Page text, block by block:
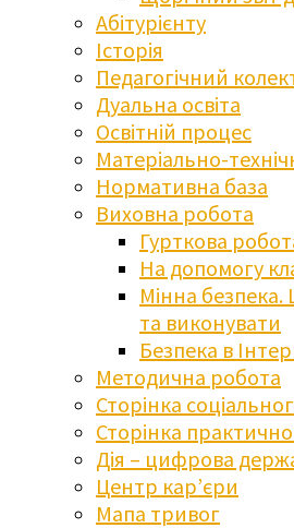
Абітурієнту
Історія
Педагогічний
Дуальна освіта
Освітній процес
Матеріально-
Нормативна база
Виховна робота
Гурткова
На допомогу
Мінна
та виконувати
Безпека в
Методична робота
Сторінка
Сторінка
Дія – цифрова
Центр кар’єри
Мапа тривог